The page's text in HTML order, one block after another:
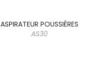
ASPIRATEUR POUSSIÈRES
AS30